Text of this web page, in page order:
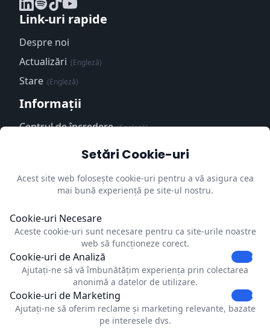
Link-uri rapide
Despre noi
Actualizări (Engleză)
Stare (Engleză)
Informații
Centrul de încredere(Engleză)
confidențialitate(Engleză)
Impressum(Engleză)
Actualizați preferințele
cookie-urilor
Contact
Dubrink
Strevelsweg 700-303
3083AS Rotterdam
Netherlands
Setări Cookie-uri
Acest site web folosește cookie-uri pentru a vă asigura cea
mai bună experiență pe site-ul nostru.
Cookie-uri Necesare
Aceste cookie-uri sunt necesare pentru ca site-urile noastre
web să funcționeze corect.
Cookie-uri de Analiză
Ajutați-ne să vă îmbunătățim experiența prin colectarea
anonimă a datelor de utilizare.
Cookie-uri de Marketing
Ajutați-ne să oferim reclame și marketing relevante, bazate
pe interesele dvs.